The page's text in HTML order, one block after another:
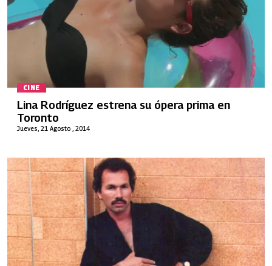
CINE
Jueves, 21 Agosto , 2014
Lina Rodríguez estrena su ópera prima en
Toronto